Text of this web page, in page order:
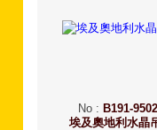
No: B191-
埃及奧地利水晶